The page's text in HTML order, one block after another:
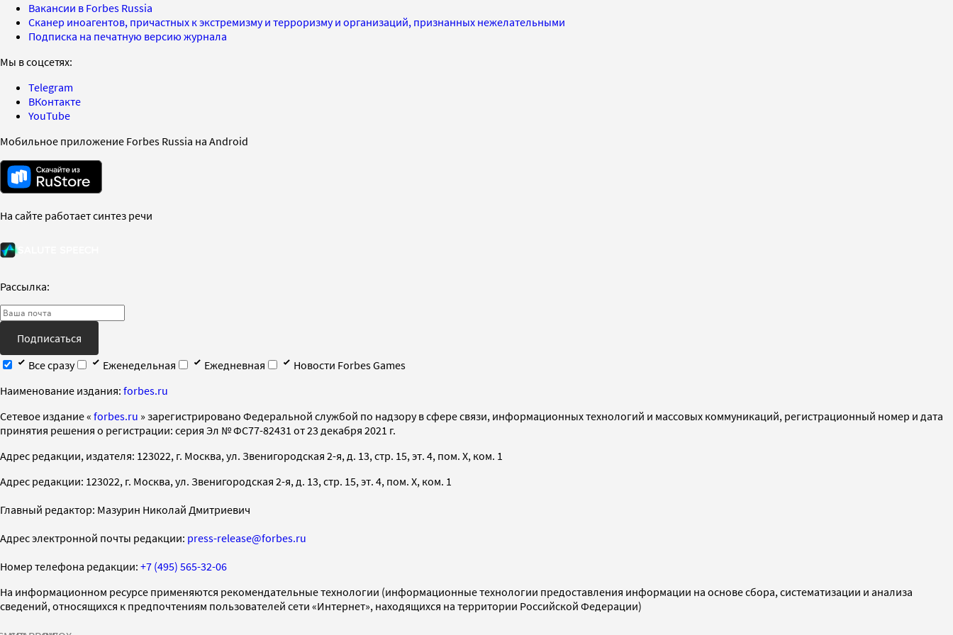
Вакансии в Forbes Russia
Сканер иноагентов, причастных к экстремизму и терроризму и организаций, признанных нежелательными
Подписка на печатную версию журнала
Мы в соцсетях:
Telegram
ВКонтакте
YouTube
Мобильное приложение Forbes Russia на Android
На сайте работает синтез речи
Рассылка:
Подписаться
Все сразу
Еженедельная Ежедневная
Новости Forbes Games
Наименование издания: forbes.ru
Cетевое издание « forbes.ru » зарегистрировано Федеральной службой по надзору в сфере связи, информационных технологий и массовых коммуникаций, регистрационный номер и дата
принятия решения о регистрации: серия Эл № ФС77-82431 от 23 декабря 2021 г.
Адрес редакции, издателя: 123022, г. Москва, ул. Звенигородская 2-я, д. 13, стр. 15, эт. 4, пом. X, ком. 1
Адрес редакции: 123022, г. Москва, ул. Звенигородская 2-я, д. 13, стр. 15, эт. 4, пом. X, ком. 1
Главный редактор: Мазурин Николай Дмитриевич
Адрес электронной почты редакции: press-release@forbes.ru
Номер телефона редакции: +7 (495) 565-32-06
На информационном ресурсе применяются рекомендательные технологии (информационные технологии предоставления информации на основе сбора, систематизации и анализа
сведений, относящихся к предпочтениям пользователей сети «Интернет», находящихся на территории Российской Федерации)